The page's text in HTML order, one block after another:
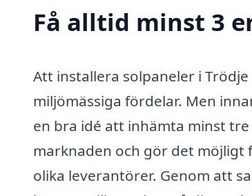
Få alltid minst 3
Att installera solpaneler i
miljömässiga fördelar. Men
en bra idé att inhämta minst
marknaden och gör det möjligt
olika leverantörer. Genom att